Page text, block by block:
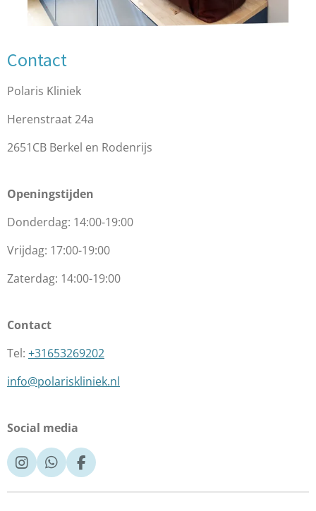
Contact
Polaris Kliniek
Herenstraat 24a
2651CB Berkel en Rodenrijs
Openingstijden
Donderdag: 14:00-19:00
Vrijdag: 17:00-19:00
Zaterdag: 14:00-19:00
Contact
Tel: +31653269202
info@polariskliniek.nl
Social media
I
n
s
W
h
a
F
a
c